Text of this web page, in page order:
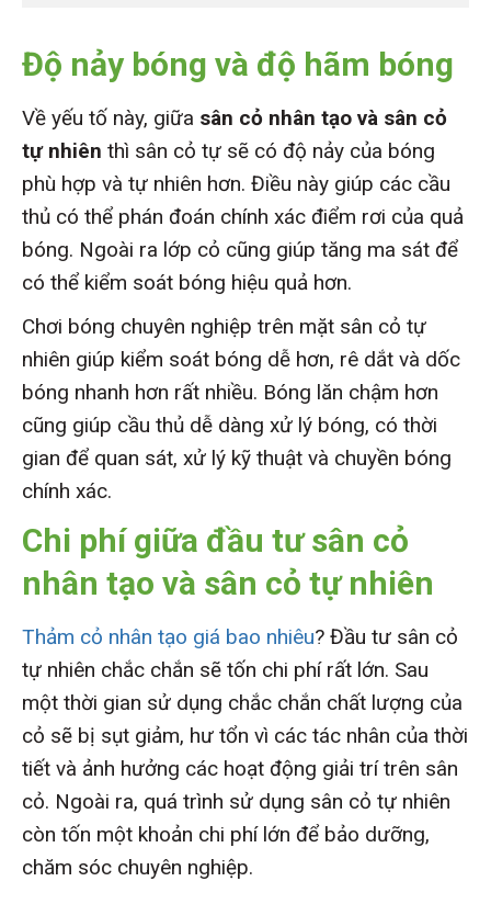
Độ nảy bóng và độ hãm bóng
Về yếu tố này, giữa sân cỏ nhân tạo và sân cỏ
tự nhiên thì sân cỏ tự sẽ có độ nảy của bóng
phù hợp và tự nhiên hơn. Điều này giúp các cầu
thủ có thể phán đoán chính xác điểm rơi của quả
bóng. Ngoài ra lớp cỏ cũng giúp tăng ma sát để
có thể kiểm soát bóng hiệu quả hơn.
Chơi bóng chuyên nghiệp trên mặt sân cỏ tự
nhiên giúp kiểm soát bóng dễ hơn, rê dắt và dốc
bóng nhanh hơn rất nhiều. Bóng lăn chậm hơn
cũng giúp cầu thủ dễ dàng xử lý bóng, có thời
gian để quan sát, xử lý kỹ thuật và chuyền bóng
chính xác.
Chi phí giữa đầu tư sân cỏ
nhân tạo và sân cỏ tự nhiên
Thảm cỏ nhân tạo giá bao nhiêu? Đầu tư sân cỏ
tự nhiên chắc chắn sẽ tốn chi phí rất lớn. Sau
một thời gian sử dụng chắc chắn chất lượng của
cỏ sẽ bị sụt giảm, hư tổn vì các tác nhân của thời
tiết và ảnh hưởng các hoạt động giải trí trên sân
cỏ. Ngoài ra, quá trình sử dụng sân cỏ tự nhiên
còn tốn một khoản chi phí lớn để bảo dưỡng,
chăm sóc chuyên nghiệp.